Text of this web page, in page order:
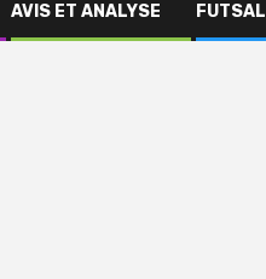
AVIS ET ANALYSE FUTSAL